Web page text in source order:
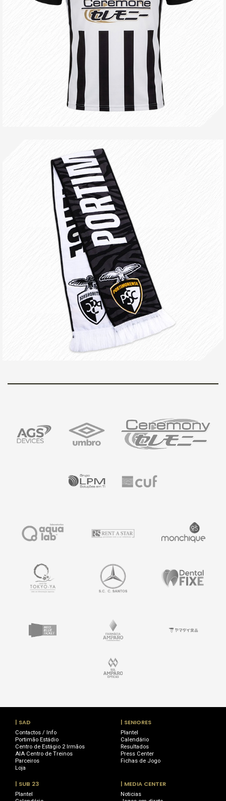
| SAD
Contactos / Info
Portimão Estádio
Centro de Estágio 2 Irmãos
AIA Centro de Treinos
Parceiros
Loja
| SENIORES
Plantel
Calendário
Resultados
Press Center
Fichas de Jogo
| SUB 23
Plantel
| MEDIA CENTER
Noticias